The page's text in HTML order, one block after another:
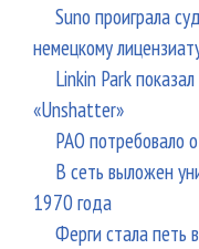
Suno проиграла
немецкому
Linkin Park
«Unshatter»
РАО потребовало
В сеть выложен
1970 года
Ферги стала петь